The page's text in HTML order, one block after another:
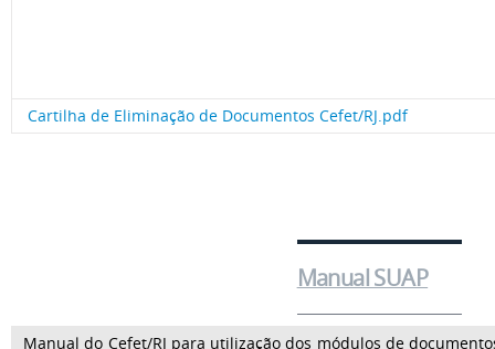
Cartilha de Eliminação de Documentos Cefet/RJ.pdf
Manual SUAP
Manual do Cefet/RJ para utilização dos módulos de